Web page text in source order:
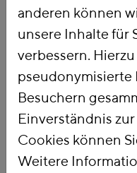
Titel
Publikationsart
anderen können
unsere Inhalte für
verbessern.
pseudonymisierte
Besuchern
Einverständnis
Cookies können
Weitere